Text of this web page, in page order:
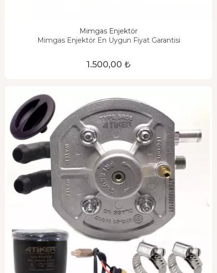
Mimgas Enjektör
Mimgas Enjektör En Uygun Fiyat Garantisi
1.500,00 ₺